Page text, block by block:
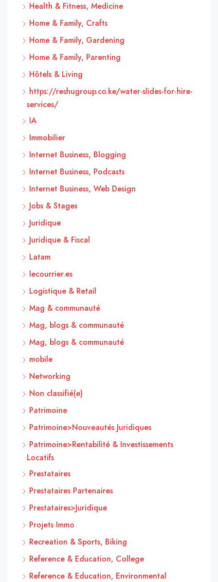
Health & Fitness, Medicine
Home & Family, Crafts
Home & Family, Gardening
Home & Family, Parenting
Hôtels & Living
https://reshugroup.co.ke/water-slides-for-hire-
services/
IA
Immobilier
Internet Business, Blogging
Internet Business, Podcasts
Internet Business, Web Design
Jobs & Stages
Juridique
Juridique & Fiscal
Latam
lecourrier.es
Logistique & Retail
Mag & communauté
Mag, blogs & communauté
Mag, blogs & communauté
mobile
Networking
Non classifié(e)
Patrimoine
Patrimoine>Nouveautés Juridiques
Patrimoine>Rentabilité & Investissements
Locatifs
Prestataires
Prestataires Partenaires
Prestataires>Juridique
Projets Immo
Recreation & Sports, Biking
Reference & Education, College
Reference & Education, Environmental